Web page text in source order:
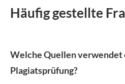
Häufig gestellte
Welche Quellen verwendet
Plagiatsprüfung?